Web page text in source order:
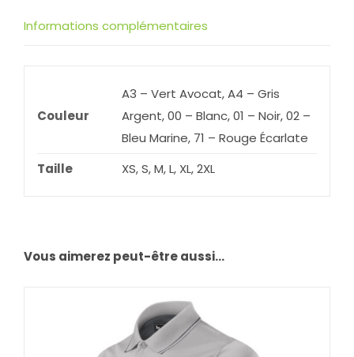
Informations complémentaires
Couleur
A3 – Vert Avocat, A4 – Gris
Argent, 00 – Blanc, 01 – Noir, 02 –
Bleu Marine, 71 – Rouge Écarlate
Taille
XS, S, M, L, XL, 2XL
Vous aimerez peut-être aussi…